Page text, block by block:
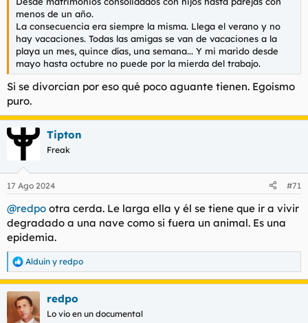
menos de un año.
La consecuencia era siempre la misma. Llega el verano y no
hay vacaciones. Todas las amigas se van de vacaciones a la
playa un mes, quince días, una semana... Y mi marido desde
mayo hasta octubre no puede por la mierda del trabajo.
Si se divorcian por eso qué poco aguante tienen. Egoísmo
puro.
Tipton
Freak
17 Ago 2024 #71
@redpo otra cerda. Le larga ella y él se tiene que ir a vivir
degradado a una nave como si fuera un animal. Es una
epidemia.
R
e
a
c
c
i
Alduin y redpo
redpo
Lo vio en un documental